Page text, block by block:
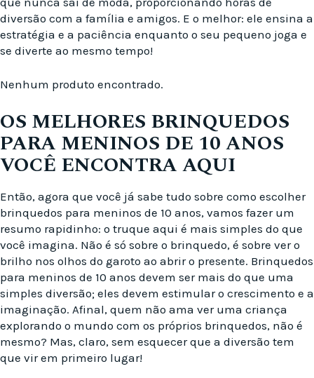
diversão com a família e amigos. E o melhor: ele ensina a
estratégia e a paciência enquanto o seu pequeno joga e
se diverte ao mesmo tempo!
Nenhum produto encontrado.
OS MELHORES BRINQUEDOS
PARA MENINOS DE 10 ANOS
VOCÊ ENCONTRA AQUI
Então, agora que você já sabe tudo sobre como escolher
brinquedos para meninos de 10 anos, vamos fazer um
resumo rapidinho: o truque aqui é mais simples do que
você imagina. Não é só sobre o brinquedo, é sobre ver o
brilho nos olhos do garoto ao abrir o presente. Brinquedos
para meninos de 10 anos devem ser mais do que uma
simples diversão; eles devem estimular o crescimento e a
imaginação. Afinal, quem não ama ver uma criança
explorando o mundo com os próprios brinquedos, não é
mesmo? Mas, claro, sem esquecer que a diversão tem
que vir em primeiro lugar!